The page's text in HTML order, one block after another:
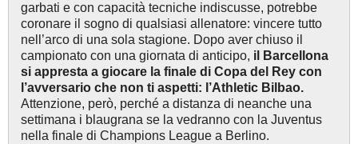
garbati e con capacità tecniche indiscusse, potrebbe
coronare il sogno di qualsiasi allenatore: vincere tutto
nell’arco di una sola stagione. Dopo aver chiuso il
campionato con una giornata di anticipo, il Barcellona
si appresta a giocare la finale di Copa del Rey con
l’avversario che non ti aspetti: l’Athletic Bilbao.
Attenzione, però, perché a distanza di neanche una
settimana i blaugrana se la vedranno con la Juventus
nella finale di Champions League a Berlino.